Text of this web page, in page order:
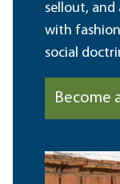
sellout, and
with
social
Become